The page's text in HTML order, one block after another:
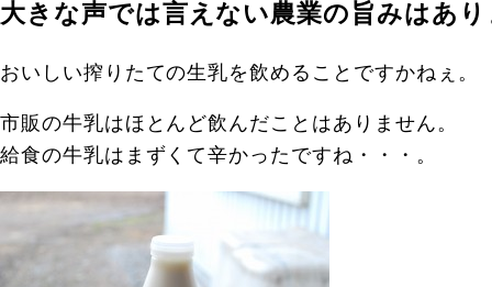
大きな声では言えない農業の旨みはあ
おいしい搾りたての生乳を飲めることですかねぇ。
市販の牛乳はほとんど飲んだことはありません。
給食の牛乳はまずくて辛かったですね・・・。